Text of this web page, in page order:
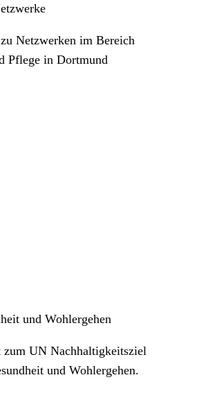
Netzwerken im Bereich
Pflege in Dortmund
und Wohlergehen
zum UN Nachhaltigkeitsziel
und Wohlergehen.